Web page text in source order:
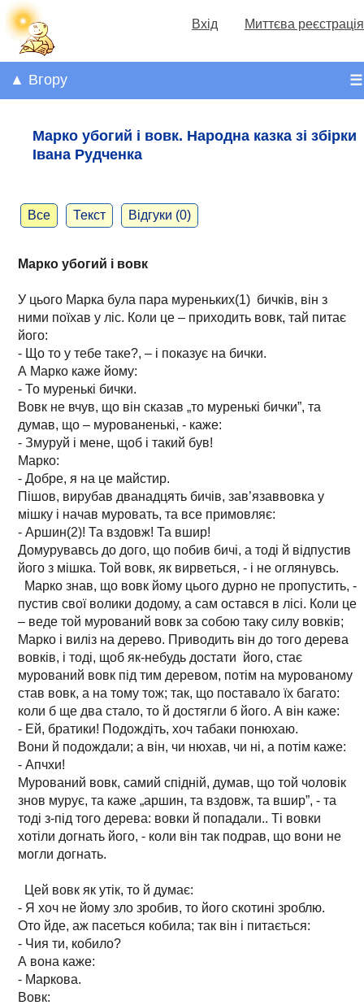
Вхід Миттєва реєстрація
☰
▲ Вгору
Марко убогий і вовк. Народна казка зі збірки
Івана Рудченка
Все Текст Відгуки (0)
Марко убогий і вовк
У цього Марка була пара муреньких(1) бичків, він з
ними поїхав у ліс. Коли це – приходить вовк, тай питає
його:
- Що то у тебе таке?, – і показує на бички.
А Марко каже йому:
- То муренькі бички.
Вовк не вчув, що він сказав „то муренькі бички”, та
думав, що – мурованенькі, - каже:
- Змуруй і мене, щоб і такий був!
Марко:
- Добре, я на це майстир.
Пішов, вирубав дванадцять бичів, зав’язаввовка у
мішку і начав муровать, та все примовляє:
- Аршин(2)! Та вздовж! Та вшир!
Домурувавсь до дого, що побив бичі, а тоді й відпустив
його з мішка. Той вовк, як вирветься, - і не оглянувсь.
Марко знав, що вовк йому цього дурно не пропустить, -
пустив свої волики додому, а сам остався в лісі. Коли це
– веде той мурований вовк за собою таку силу вовків;
Марко і виліз на дерево. Приводить він до того дерева
вовків, і тоді, щоб як-небудь достати його, стає
мурований вовк під тим деревом, потім на мурованому
став вовк, а на тому тож; так, що поставало їх багато:
коли б ще два стало, то й достягли б його. А він каже:
- Ей, братики! Подождіть, хоч табаки понюхаю.
Вони й подождали; а він, чи нюхав, чи ні, а потім каже:
- Апчхи!
Мурований вовк, самий спідній, думав, що той чоловік
знов мурує, та каже „аршин, та вздовж, та вшир”, - та
тоді з-під того дерева: вовки й попадали.. Ті вовки
хотіли догнать його, - коли він так подрав, що вони не
могли догнать.
Цей вовк як утік, то й думає:
- Я хоч не йому зло зробив, то його скотині зроблю.
Ото йде, аж пасеться кобила; так він і питається:
- Чия ти, кобило?
А вона каже:
- Маркова.
Вовк: